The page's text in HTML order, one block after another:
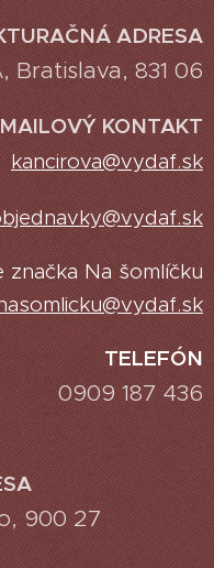
ADRESA
Bratislava, 831 06
MAILOVÝ KONTAKT
kancirova@vydaf.sk
značka Na šomlíčku
TELEFÓN
0909 187 436
900 27